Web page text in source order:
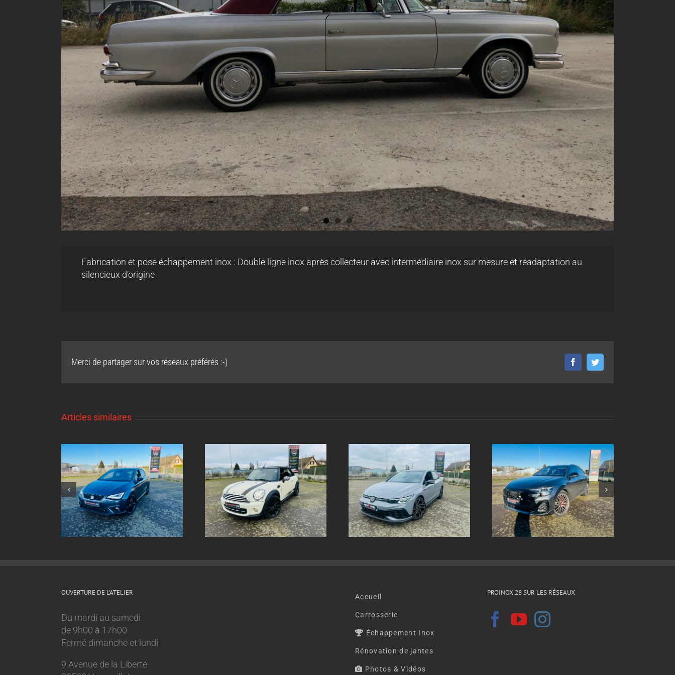
Fabrication et pose échappement inox : Double ligne inox après collecteur avec intermédiaire inox sur mesure et réadaptation au
silencieux d’origine
Merci de partager sur vos réseaux préférés :-) FacebookTwitter
Articles similaires
Echappement inox sur
mesure Mini Cooper 1.6l
Echappement inox sur
mesure Volkswagen Golf 8
GTI
Echappement inox sur
mesure AUDI SQ8 2024
Echappement inox sur
mesure Ford sierra xr4i v6
OUVERTURE DE L’ATELIER
Du mardi au samedi
de 9h00 à 17h00
Fermé dimanche et lundi
9 Avenue de la Liberté
Accueil
Carrosserie
Échappement Inox
Rénovation de jantes
Photos & Vidéos
PROINOX 28 SUR LES RÉSEAUX